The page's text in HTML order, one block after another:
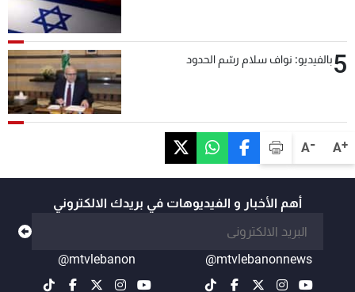
A+
A-
5بالفيديو: نواف سلام رسّم الحدود
أهم الأخبار و الفيديوهات في بريدك الالكتروني
@mtvlebanonnews
@mtvlebanon